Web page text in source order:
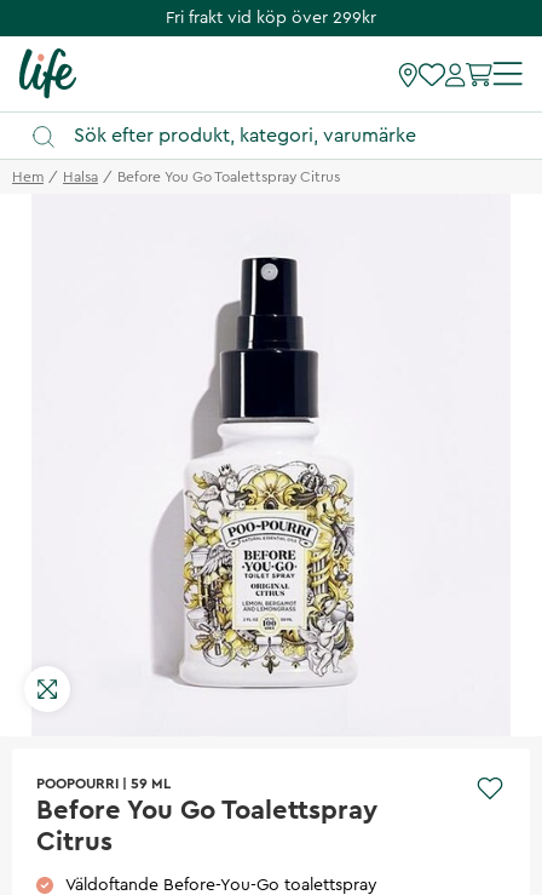
Fri frakt vid köp över 299kr
Hem Halsa Before You Go Toalettspray Citrus
POOPOURRI 59 ML
Before You Go Toalettspray
Citrus
Väldoftande Before-You-Go toalettspray